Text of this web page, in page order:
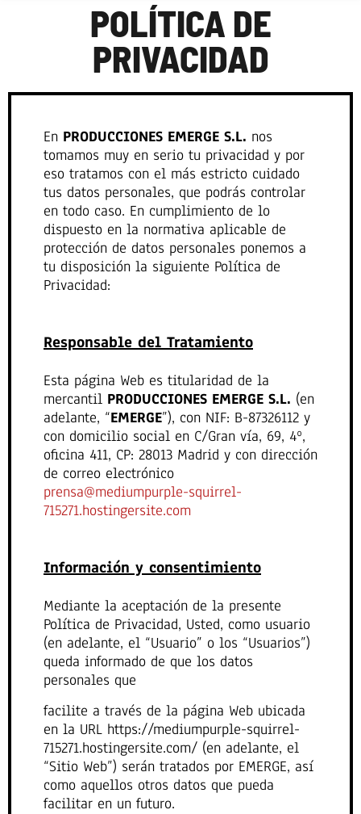
POLÍTICA DE
PRIVACIDAD
En PRODUCCIONES EMERGE S.L. nos
tomamos muy en serio tu privacidad y por
eso tratamos con el más estricto cuidado
tus datos personales, que podrás controlar
en todo caso. En cumplimiento de lo
dispuesto en la normativa aplicable de
protección de datos personales ponemos a
tu disposición la siguiente Política de
Privacidad:
Responsable del Tratamiento
Esta página Web es titularidad de la
mercantil PRODUCCIONES EMERGE S.L. (en
adelante, “EMERGE”), con NIF: B-87326112 y
con domicilio social en C/Gran vía, 69, 4º,
oficina 411, CP: 28013 Madrid y con dirección
de correo electrónico
prensa@mediumpurple-squirrel-
715271.hostingersite.com
Información y consentimiento
Mediante la aceptación de la presente
Política de Privacidad, Usted, como usuario
(en adelante, el “Usuario” o los “Usuarios”)
queda informado de que los datos
personales que
facilite a través de la página Web ubicada
en la URL https://mediumpurple-squirrel-
715271.hostingersite.com/ (en adelante, el
“Sitio Web”) serán tratados por EMERGE, así
como aquellos otros datos que pueda
facilitar en un futuro.